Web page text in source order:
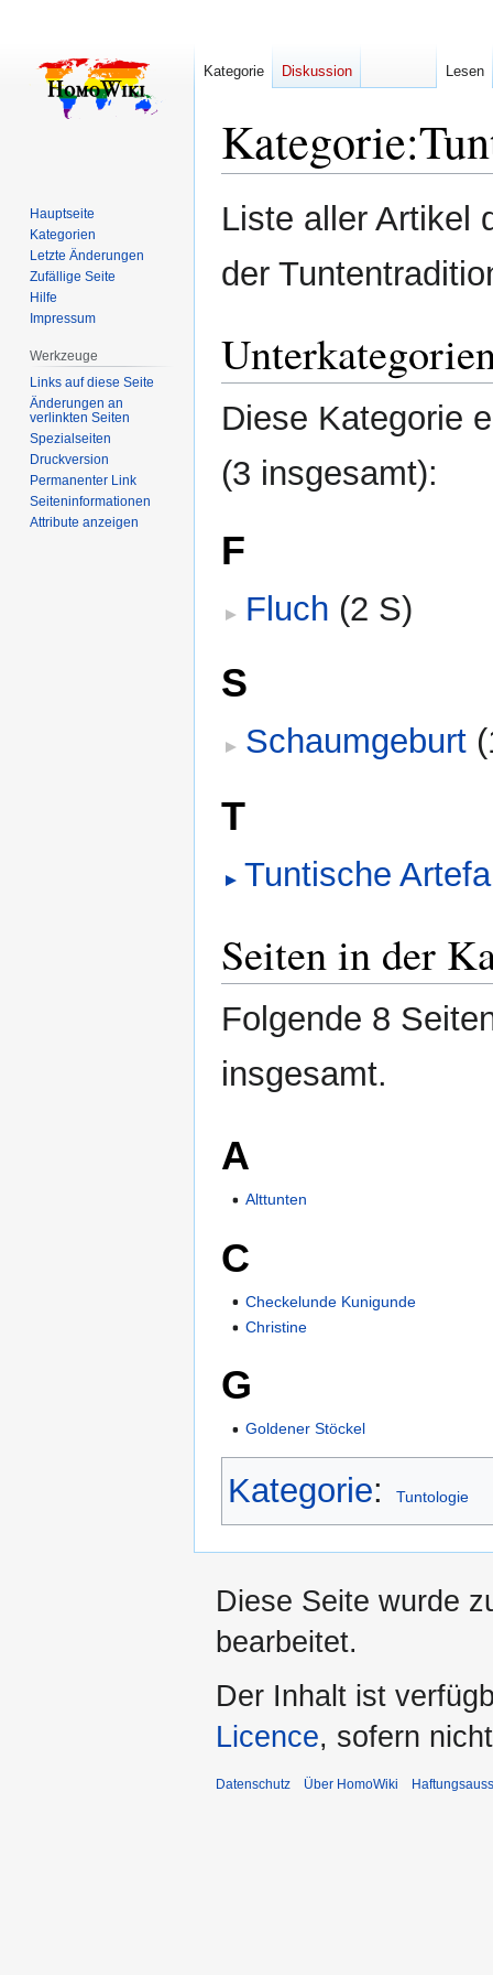
Kategorie:
Zur
Navigation
Zur
Suche
Liste aller Artikel
der
Diese Kategorie
(3 insgesamt):
F
Fluch (2 S)
S
Schaumgeburt
T
Tuntische
Seiten in der
Folgende 8
insgesamt.
A
Alttunten
C
Checkelunde Kunigunde
Christine
G
Goldener Stöckel
Kategorie: Tuntologie
Kategorie Diskussion Lesen
Hauptseite
Kategorien
Letzte Änderungen
Zufällige Seite
Hilfe
Impressum
Werkzeuge
Links auf diese Seite
Änderungen an
verlinkten Seiten
Spezialseiten
Druckversion
Permanenter Link
Seiten­­informationen
Attribute anzeigen
Diese Seite wurde
bearbeitet.
Der Inhalt ist
Licence, sofern
Datenschutz Über HomoWiki